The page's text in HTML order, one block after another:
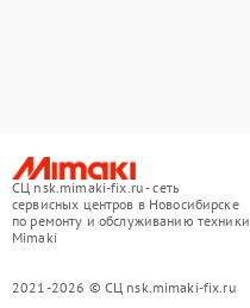
СЦ nsk.mimaki-fix.ru - сеть
сервисных центров в Новосибирске
по ремонту и обслуживанию техники
Mimaki
2021-2026 © СЦ nsk.mimaki-fix.ru